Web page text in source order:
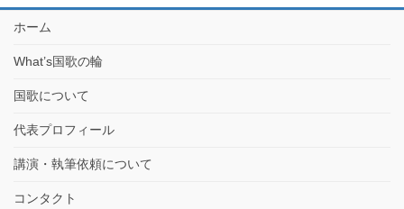
ホーム
What’s国歌の輪
国歌について
代表プロフィール
講演・執筆依頼について
コンタクト